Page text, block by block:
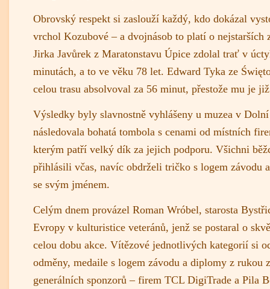
Obrovský respekt si zaslouží každý, kdo dokázal
vrchol Kozubové – a dvojnásob to platí o nejstarších
Jirka Javůrek z Maratonstavu Úpice zdolal trať v
minutách, a to ve věku 78 let. Edward Tyka ze
celou trasu absolvoval za 56 minut, přestože mu je
Výsledky byly slavnostně vyhlášeny u muzea v
následovala bohatá tombola s cenami od místních
kterým patří velký dík za jejich podporu. Všichni
přihlásili včas, navíc obdrželi tričko s logem závodu
se svým jménem.
Celým dnem provázel Roman Wróbel, starosta
Evropy v kulturistice veteránů, jenž se postaral o
celou dobu akce. Vítězové jednotlivých kategorií si
odměny, medaile s logem závodu a diplomy z rukou
generálních sponzorů – firem TCL DigiTrade a Pila